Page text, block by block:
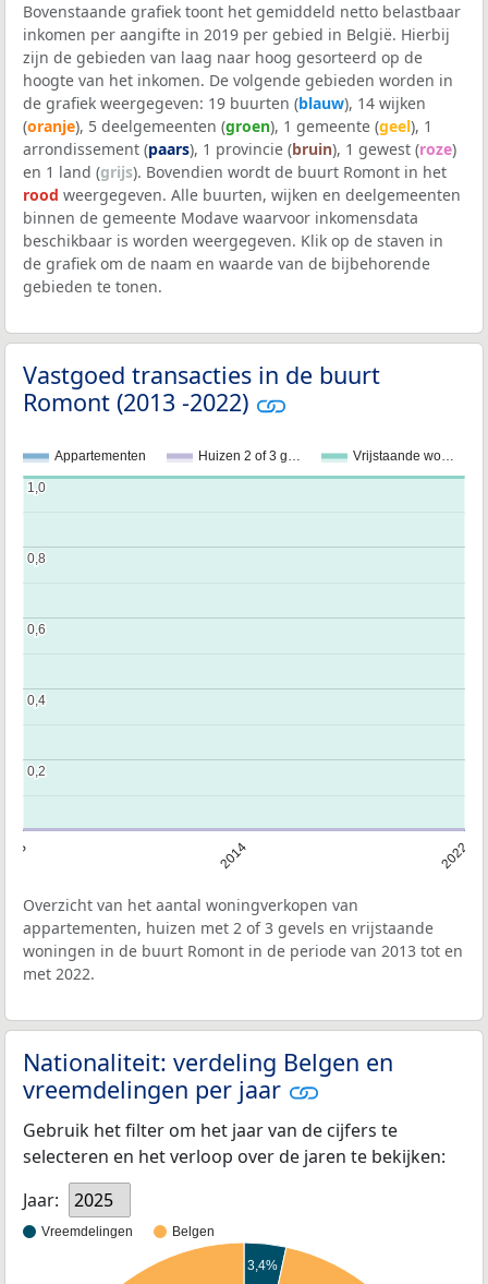
Bovenstaande grafiek toont het gemiddeld netto belastbaar
inkomen per aangifte in 2019 per gebied in België. Hierbij
zijn de gebieden van laag naar hoog gesorteerd op de
hoogte van het inkomen. De volgende gebieden worden in
de grafiek weergegeven: 19 buurten (blauw), 14 wijken
(oranje), 5 deelgemeenten (groen), 1 gemeente (geel), 1
arrondissement (paars), 1 provincie (bruin), 1 gewest (roze)
en 1 land (grijs). Bovendien wordt de buurt Romont in het
rood weergegeven. Alle buurten, wijken en deelgemeenten
binnen de gemeente Modave waarvoor inkomensdata
beschikbaar is worden weergegeven. Klik op de staven in
de grafiek om de naam en waarde van de bijbehorende
gebieden te tonen.
Vastgoed transacties in de buurt
Romont (2013 -2022)
Appartementen Huizen 2 of 3 g… Vrijstaande wo…
2014 2022
0,2
0,2
0,4
0,4
0,6
0,6
0,8
0,8
1,0
1,0
Overzicht van het aantal woningverkopen van
appartementen, huizen met 2 of 3 gevels en vrijstaande
woningen in de buurt Romont in de periode van 2013 tot en
met 2022.
Nationaliteit: verdeling Belgen en
vreemdelingen per jaar
Gebruik het filter om het jaar van de cijfers te
selecteren en het verloop over de jaren te bekijken:
Jaar:
2025
Vreemdelingen Belgen
3,4%